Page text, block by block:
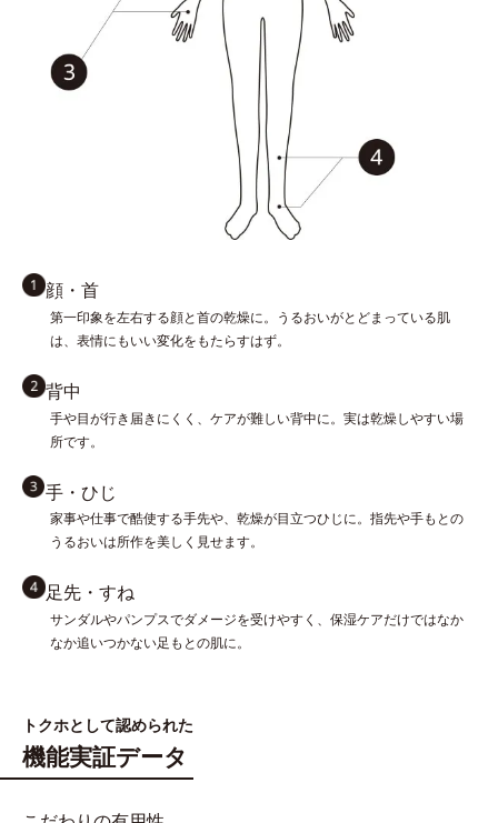
顔・首
第一印象を左右する顔と首の乾燥に。うるおいがとどまっている肌
は、表情にもいい変化をもたらすはず。
背中
手や目が行き届きにくく、ケアが難しい背中に。実は乾燥しやすい場
所です。
手・ひじ
家事や仕事で酷使する手先や、乾燥が目立つひじに。指先や手もとの
うるおいは所作を美しく見せます。
足先・すね
サンダルやパンプスでダメージを受けやすく、保湿ケアだけではなか
なか追いつかない足もとの肌に。
トクホとして認められた
機能実証データ